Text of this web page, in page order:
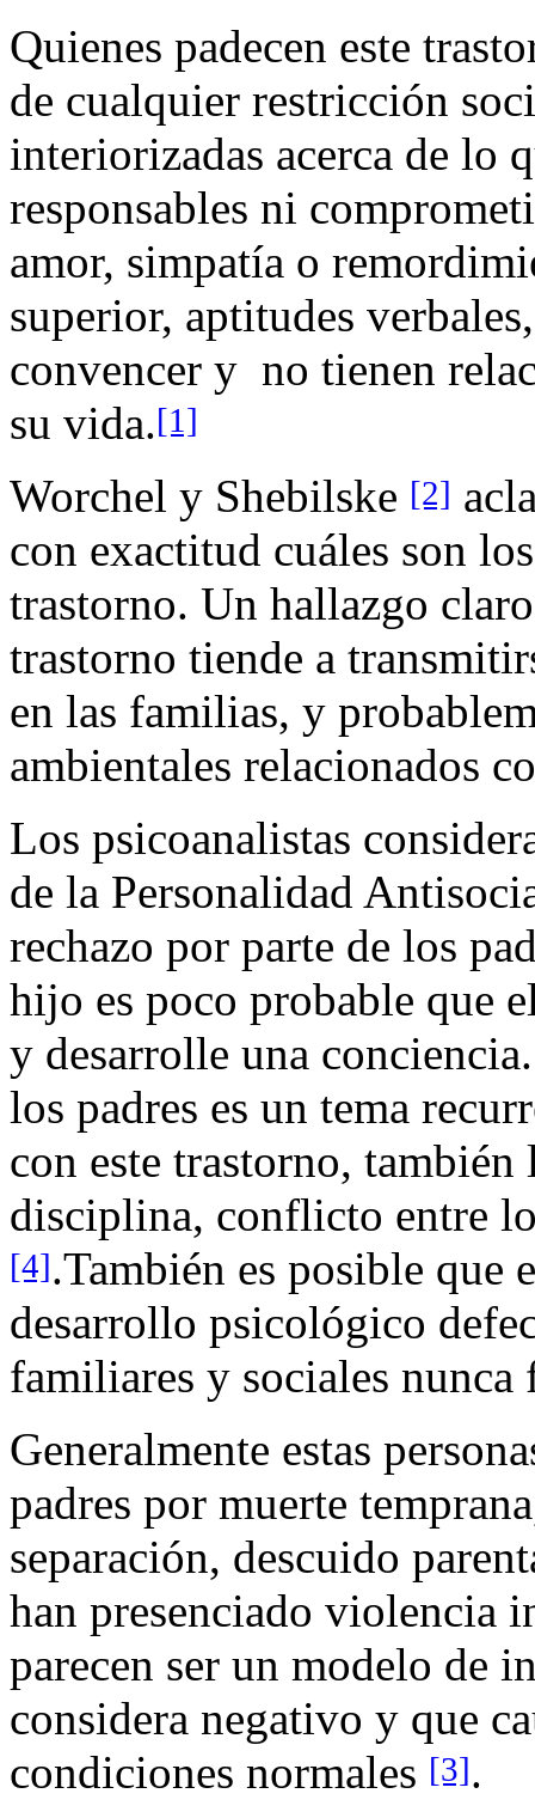
Quienes padecen este
de cualquier restricción
interiorizadas acerca de lo
responsables ni
amor, simpatía o
superior, aptitudes
convencer y no tienen
su vida.[1]
Worchel y Shebilske [2]
con exactitud cuáles son
trastorno. Un hallazgo
trastorno tiende a
en las familias, y
ambientales relacionados
Los psicoanalistas
de la Personalidad
rechazo por parte de los
hijo es poco probable que
y desarrolle una
los padres es un tema
con este trastorno,
disciplina, conflicto entre
[4].También es posible que
desarrollo psicológico
familiares y sociales
Generalmente estas
padres por muerte
separación, descuido
han presenciado violencia
parecen ser un modelo de
considera negativo y que
condiciones normales [3].